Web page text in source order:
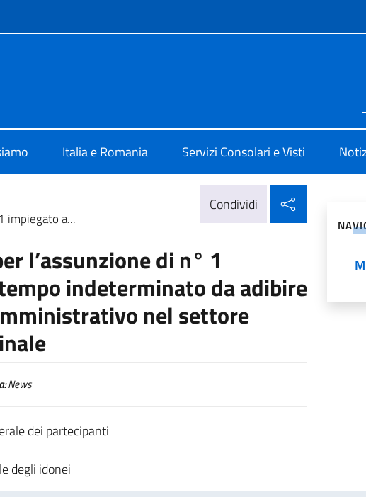
Italia e Romania Servizi Consolari e Visti
impiegato a...
Condividi
l’assunzione di n° 1
indeterminato da adibire
nel settore
News
dei partecipanti
degli idonei